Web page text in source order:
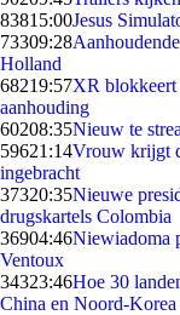
83815:00Jesus
73309:28
Holland
68219:57XR blokkeert
aanhouding
60208:35Nieuw te
59621:14Vrouw krijgt
ingebracht
37320:35Nieuwe
drugskartels Colombia
36904:46Niewiadoma
Ventoux
34323:46Hoe 30
China en Noord-Korea